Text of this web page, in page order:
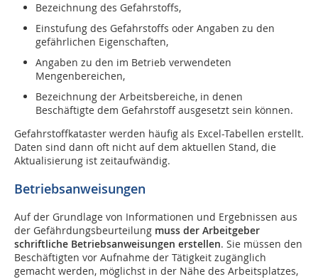
Bezeichnung des Gefahrstoffs,
Einstufung des Gefahrstoffs oder Angaben zu den
gefährlichen Eigenschaften,
Angaben zu den im Betrieb verwendeten
Mengenbereichen,
Bezeichnung der Arbeitsbereiche, in denen
Beschäftigte dem Gefahrstoff ausgesetzt sein können.
Gefahrstoffkataster werden häufig als Excel-Tabellen erstellt.
Daten sind dann oft nicht auf dem aktuellen Stand, die
Aktualisierung ist zeitaufwändig.
Betriebsanweisungen
Auf der Grundlage von Informationen und Ergebnissen aus
der Gefährdungsbeur­teilung muss der Arbeitgeber
schriftliche Betriebsanweisungen erstellen. Sie müssen den
Beschäftigten vor Aufnahme der ­Tätigkeit zugänglich
gemacht werden, möglichst in der Nähe des Arbeitsplatzes,